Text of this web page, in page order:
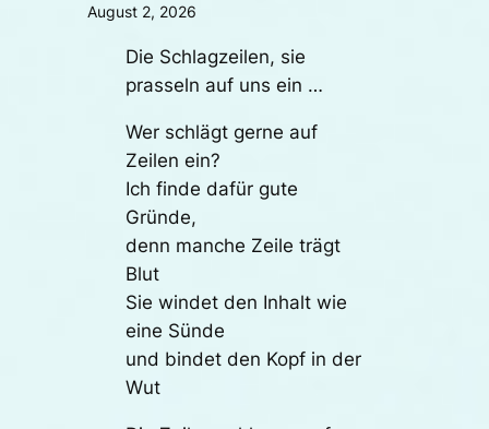
August 2, 2026
Die Schlagzeilen, sie
prasseln auf uns ein …
Wer schlägt gerne auf
Zeilen ein?
Ich finde dafür gute
Gründe,
denn manche Zeile trägt
Blut
Sie windet den Inhalt wie
eine Sünde
und bindet den Kopf in der
Wut